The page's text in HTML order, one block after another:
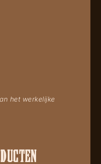
het werkelijke